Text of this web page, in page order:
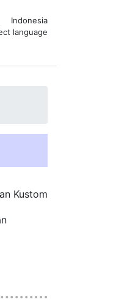
Indonesia
language
Kustom